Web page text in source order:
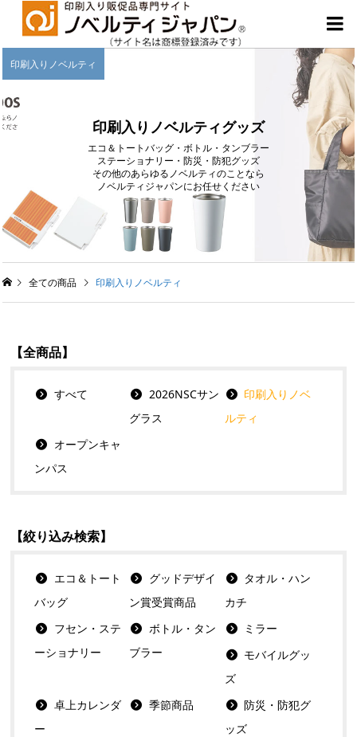

印刷入りノベルティグッズ
エコ＆トートバッグ・ボトル・タンブラー
ステーショナリー・防災・防犯グッズ
その他のあらゆるノベルティのことなら
ノベルティジャパンにお任せください
印刷入りノベルティ
全ての商品 印刷入りノベルティ
【全商品】
すべて
2026NSCサン
グラス
印刷入りノベ
ルティ
オープンキャ
ンパス
【絞り込み検索】
エコ＆トート
バッグ
グッドデザイ
ン賞受賞商品
タオル・ハン
カチ
フセン・ステ
ーショナリー
ボトル・タン
ブラー
ミラー
モバイルグッ
ズ
卓上カレンダ
ー
季節商品
防災・防犯グ
ッズ